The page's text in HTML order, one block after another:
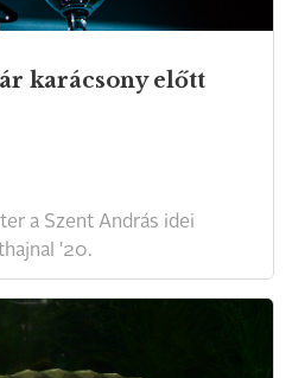
karácsony előtt
a Szent András idei
'20.